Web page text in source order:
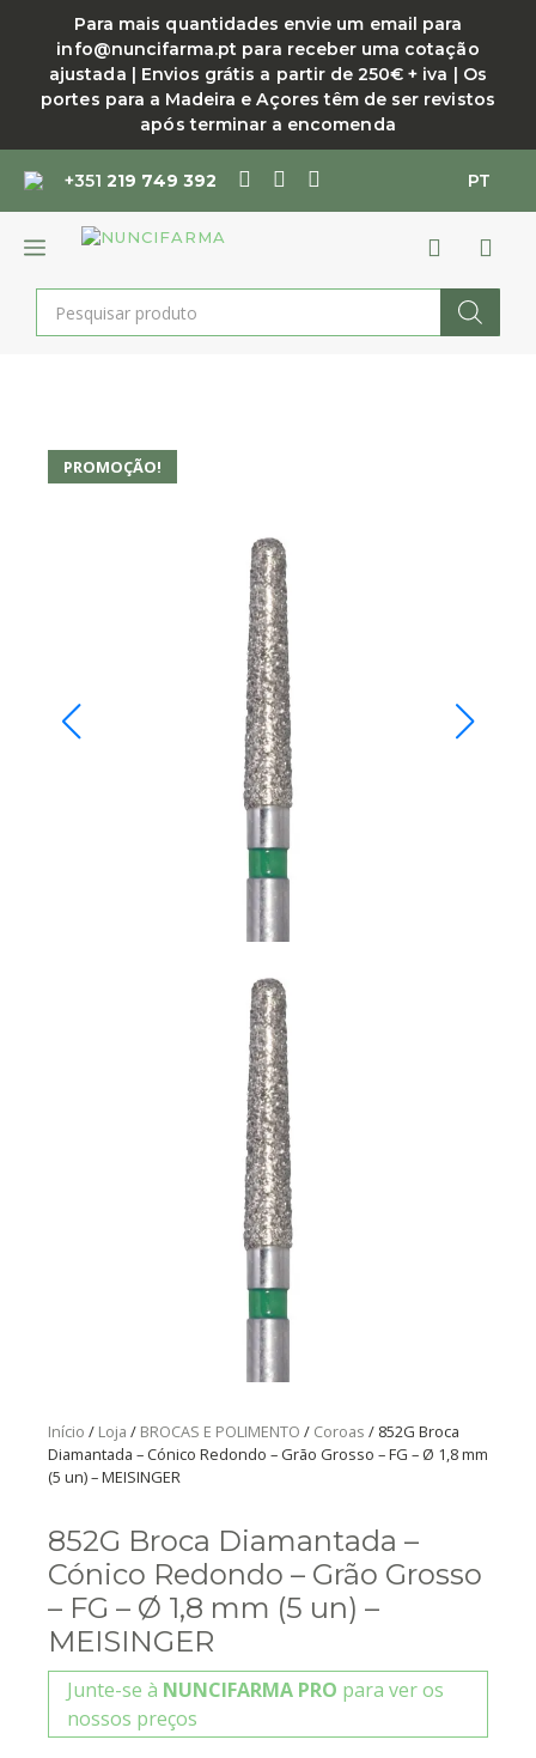
conteúdo
Para mais quantidades envie um email para
info@nuncifarma.pt para receber uma cotação
ajustada | Envios grátis a partir de 250€ + iva | Os
portes para a Madeira e Açores têm de ser revistos
após terminar a encomenda
+351219 749 392 PT
MENU
Products
search
PROMOÇÃO!
Início / Loja / BROCAS E POLIMENTO / Coroas / 852G Broca
Diamantada – Cónico Redondo – Grão Grosso – FG – Ø 1,8 mm
(5 un) – MEISINGER
852G Broca Diamantada –
Cónico Redondo – Grão Grosso
– FG – Ø 1,8 mm (5 un) –
MEISINGER
Junte-se à NUNCIFARMA PRO para ver os
nossos preços